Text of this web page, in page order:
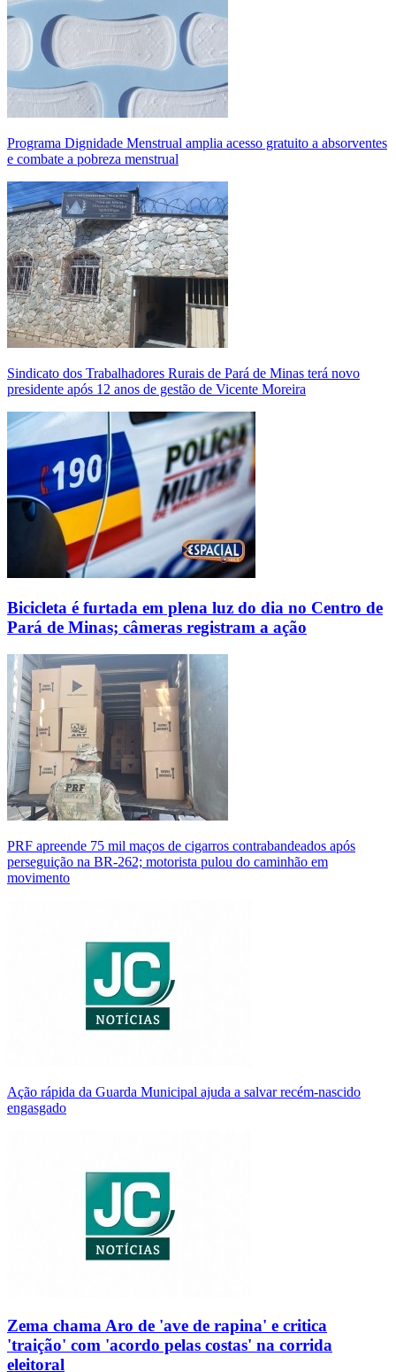
Programa Dignidade Menstrual amplia acesso gratuito a absorventes
e combate a pobreza menstrual
Sindicato dos Trabalhadores Rurais de Pará de Minas terá novo
presidente após 12 anos de gestão de Vicente Moreira
Bicicleta é furtada em plena luz do dia no Centro de
Pará de Minas; câmeras registram a ação
PRF apreende 75 mil maços de cigarros contrabandeados após
perseguição na BR-262; motorista pulou do caminhão em
movimento
Ação rápida da Guarda Municipal ajuda a salvar recém-nascido
engasgado
Zema chama Aro de 'ave de rapina' e critica
'traição' com 'acordo pelas costas' na corrida
eleitoral